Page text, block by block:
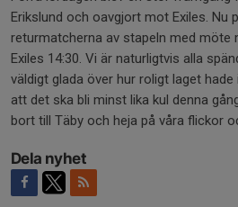
Erikslund och oavgjort mot Exiles. Nu
returmatcherna av stapeln med möte
Exiles 14:30. Vi är naturligtvis alla
väldigt glada över hur roligt laget
att det ska bli minst lika kul denna
bort till Täby och heja på våra flickor
Dela nyhet